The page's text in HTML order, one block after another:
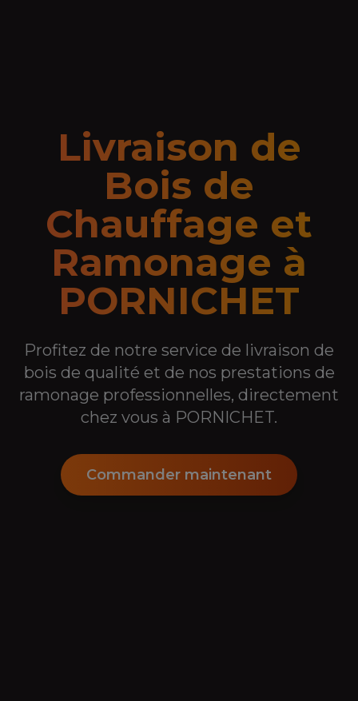
Livraison de
Bois de
Chauffage et
Ramonage à
PORNICHET
Profitez de notre service de livraison de
bois de qualité et de nos prestations de
ramonage professionnelles, directement
chez vous à PORNICHET.
Commander maintenant